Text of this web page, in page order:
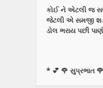
કોઈ ને એટલી જ
જેટલી એ સમજી
ડોલ ભરાય પછી
* 💕 🌹 સુપ્રભાત